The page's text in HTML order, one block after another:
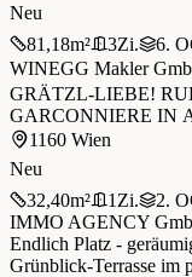
Neu
81,18m² 3Zi. 6.
WINEGG Makler
GRÄTZL-LIEBE!
GARCONNIERE IN
1160 Wien
Neu
32,40m² 1 Zi. 2.
IMMO AGENCY
Endlich Platz -
Grünblick-Terrasse im